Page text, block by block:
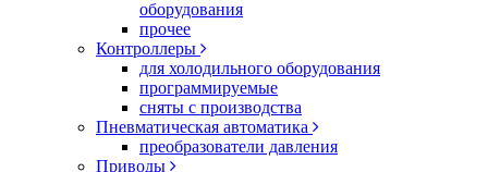
оборудования
прочее
Контроллеры
для холодильного оборудования
программируемые
сняты с производства
Пневматическая автоматика
преобразователи давления
Приводы